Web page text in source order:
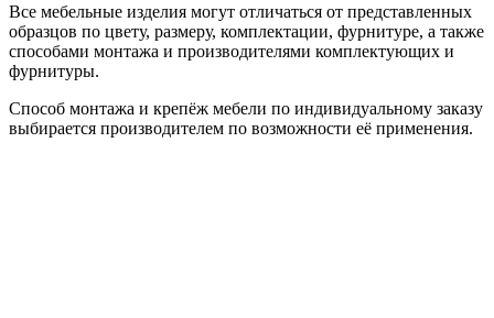
Все мебельные изделия могут отличаться от представленных
образцов по цвету, размеру, комплектации, фурнитуре, а также
способами монтажа и производителями комплектующих и
фурнитуры.
Способ монтажа и крепёж мебели по индивидуальному заказу
выбирается производителем по возможности её применения.